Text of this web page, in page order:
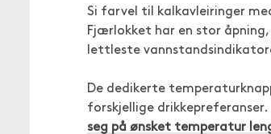
Si farvel til kalkavleiringer
Fjærlokket har en stor
lettleste
De dedikerte
forskjellige
seg på ønsket temperatur